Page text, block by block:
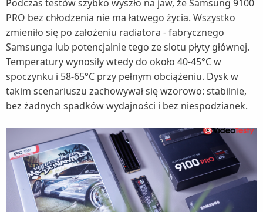
Podczas testów szybko wyszło na jaw, że Samsung 9100
PRO bez chłodzenia nie ma łatwego życia. Wszystko
zmieniło się po założeniu radiatora - fabrycznego
Samsunga lub potencjalnie tego ze slotu płyty głównej.
Temperatury wynosiły wtedy do około 40-45°C w
spoczynku i 58-65°C przy pełnym obciążeniu. Dysk w
takim scenariuszu zachowywał się wzorowo: stabilnie,
bez żadnych spadków wydajności i bez niespodzianek.